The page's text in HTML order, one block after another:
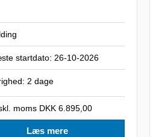
Læs mere
startdato: 26-10-2026
2 dage
moms DKK 6.895,00